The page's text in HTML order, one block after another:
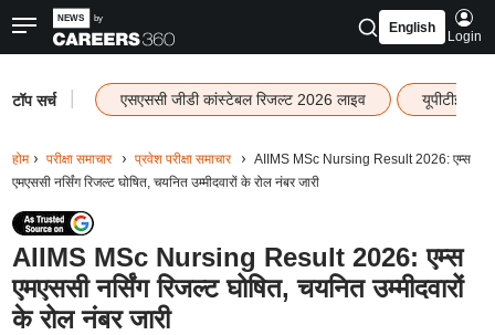
English
Login
टॉप सर्च एसएससी जीडी कांस्टेबल रिजल्ट 2026 लाइव यूपीटीईटी
होम परीक्षा समाचार प्रवेश परीक्षा समाचार
AIIMS MSc Nursing Result 2026: एम्स
एमएससी नर्सिंग रिजल्ट घोषित, चयनित उम्मीदवारों के रोल नंबर जारी
AIIMS MSc Nursing Result 2026: एम्स
एमएससी नर्सिंग रिजल्ट घोषित, चयनित उम्मीदवारों
के रोल नंबर जारी